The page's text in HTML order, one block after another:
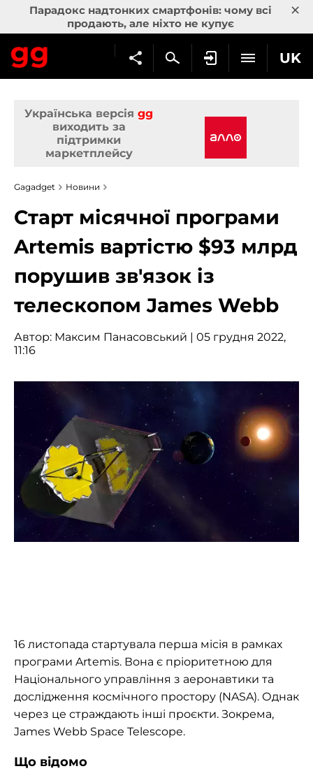
Парадокс надтонких смартфонів: чому всі
продають, але ніхто не купує
×
UK
Українська версія gg
виходить за
підтримки
маркетплейсу
Gagadget Новини
Старт місячної програми
Artemis вартістю $93 млрд
порушив зв'язок із
телескопом James Webb
Автор: Максим Панасовський | 05 грудня 2022,
11:16
16 листопада стартувала перша місія в рамках
програми Artemis. Вона є пріоритетною для
Національного управління з аеронавтики та
дослідження космічного простору (NASA). Однак
через це страждають інші проєкти. Зокрема,
James Webb Space Telescope.
Що відомо